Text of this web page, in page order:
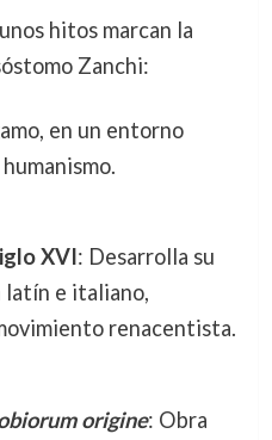
hitos marcan la
Zanchi:
en un entorno
XVI: Desarrolla su
latín e italiano,
renacentista.
origine: Obra